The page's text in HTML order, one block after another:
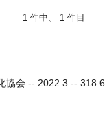
1 件中、 1 件目
協会 -- 2022.3 -- 318.6